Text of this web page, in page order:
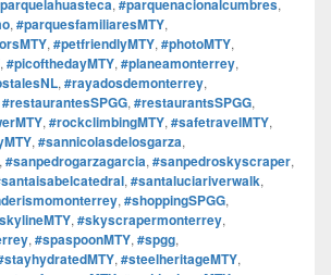
, #parquenacionalcumbres,
, #parquesfamiliaresMTY,
, #petfriendlyMTY, #photoMTY,
, #picofthedayMTY, #planeamonterrey,
, #rayadosdemonterrey,
#restaurantesSPGG, #restaurantsSPGG,
, #rockclimbingMTY, #safetravelMTY,
, #sannicolasdelosgarza,
, #sanpedrogarzagarcia, #sanpedroskyscraper,
, #santaluciariverwalk,
, #shoppingSPGG,
, #skyscrapermonterrey,
, #spaspoonMTY, #spgg,
, #steelheritageMTY,